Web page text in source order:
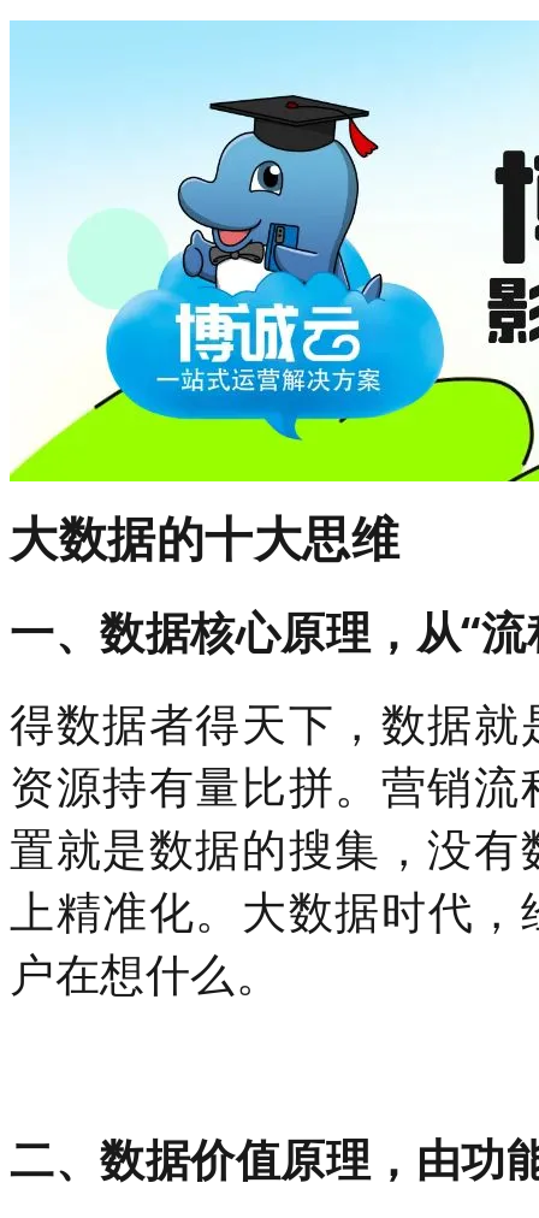
大数据的十大思维
一、数据核心原理，从“
得数据者得天下，数据
资源持有量比拼。营销
置就是数据的搜集，没
上精准化。大数据时代，
户在想什么。
二、数据价值原理，由功